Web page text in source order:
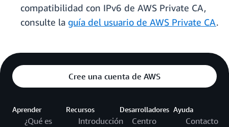
compatibilidad con IPv6 de AWS Private CA,
consulte la guía del usuario de AWS Private CA.
Cree una cuenta de AWS
Aprender
¿Qué es
Recursos
Introducción
Desarrolladores
Centro
Ayuda
Contacto